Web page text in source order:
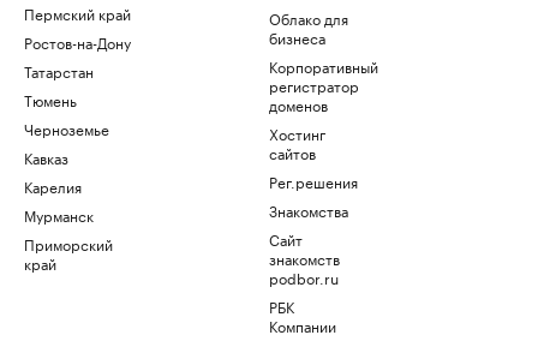
Пермский край
Ростов-на-Дону
Татарстан
Тюмень
Черноземье
Кавказ
Карелия
Мурманск
Приморский
край
Облако для
бизнеса
Корпоративный
регистратор
доменов
Хостинг
сайтов
Рег.решения
Знакомства
Сайт
знакомств
podbor.ru
РБК
Компании